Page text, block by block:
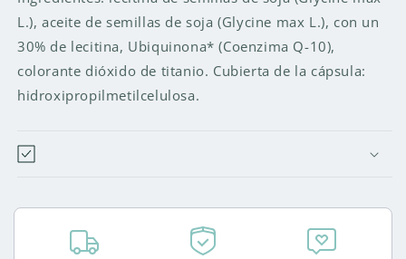
30
CAPSULAS
30
CAPSULAS
L.), aceite de semillas de soja (Glycine max L.), con un
30% de lecitina, Ubiquinona* (Coenzima Q-10),
colorante dióxido de titanio. Cubierta de la cápsula:
hidroxipropilmetilcelulosa.